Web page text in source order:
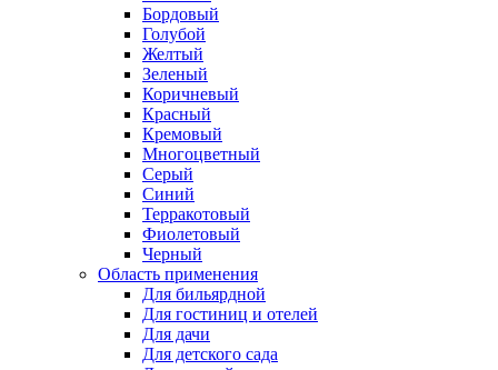
Бордовый
Голубой
Желтый
Зеленый
Коричневый
Красный
Кремовый
Многоцветный
Серый
Синий
Терракотовый
Фиолетовый
Черный
Область применения
Для бильярдной
Для гостиниц и отелей
Для дачи
Для детского сада